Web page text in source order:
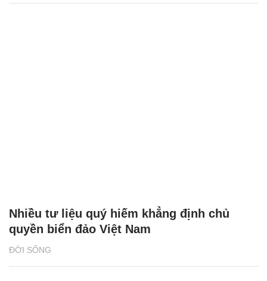
ĐỜI SỐNG
Nhiều tư liệu quý hiếm khẳng định chủ
quyền biển đảo Việt Nam